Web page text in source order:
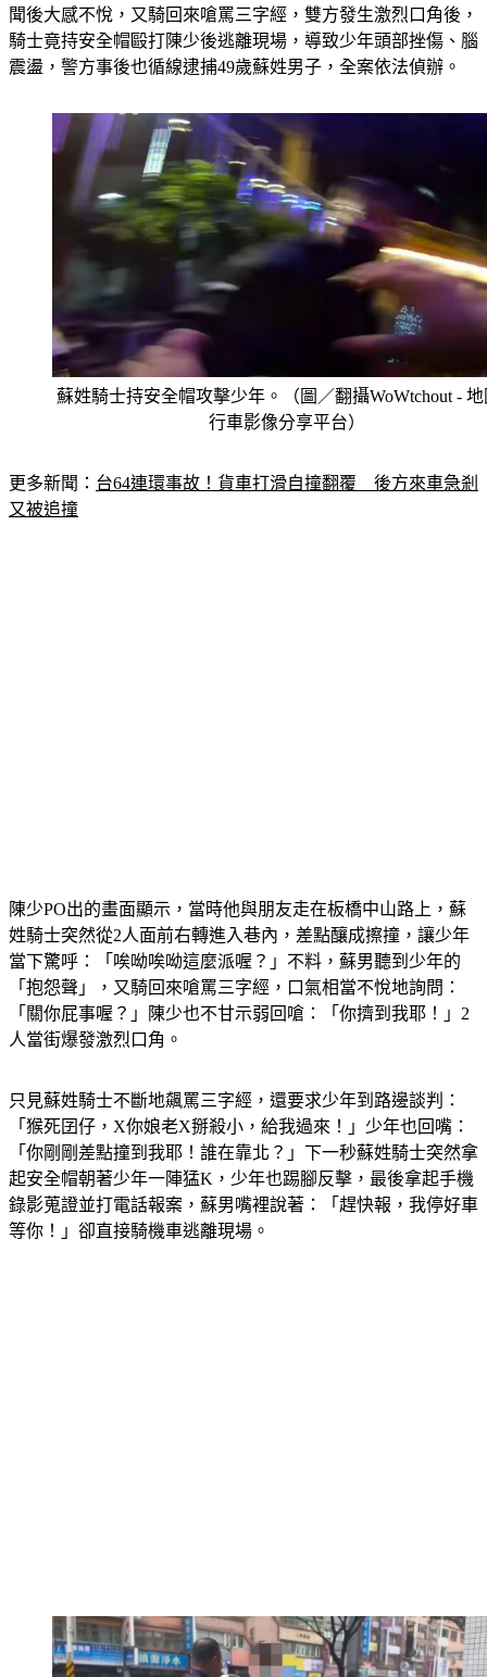
聞後大感不悅，又騎回來嗆罵三字經，雙方發生激烈口角後，
騎士竟持安全帽毆打陳少後逃離現場，導致少年頭部挫傷、腦
震盪，警方事後也循線逮捕49歲蘇姓男子，全案依法偵辦。
蘇姓騎士持安全帽攻擊少年。（圖／翻攝WoWtchout -
行車影像分享平台）
更多新聞： 台64連環事故！貨車打滑自撞翻覆　後方來車急剎
又被追撞
陳少PO出的畫面顯示，當時他與朋友走在板橋中山路上，蘇
姓騎士突然從2人面前右轉進入巷內，差點釀成擦撞，讓少年
當下驚呼：「唉呦唉呦這麼派喔？」不料，蘇男聽到少年的
「抱怨聲」，又騎回來嗆罵三字經，口氣相當不悅地詢問：
「關你屁事喔？」陳少也不甘示弱回嗆：「你擠到我耶！」2
人當街爆發激烈口角。
只見蘇姓騎士不斷地飆罵三字經，還要求少年到路邊談判：
「猴死囝仔，X你娘老X掰殺小，給我過來！」少年也回嘴：
「你剛剛差點撞到我耶！誰在靠北？」下一秒蘇姓騎士突然拿
起安全帽朝著少年一陣猛K，少年也踢腳反擊，最後拿起手機
錄影蒐證並打電話報案，蘇男嘴裡說著：「趕快報，我停好車
等你！」卻直接騎機車逃離現場。